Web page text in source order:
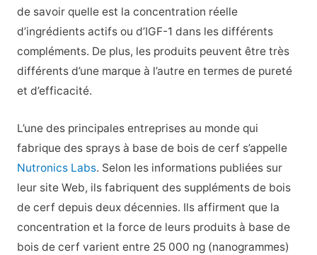
de savoir quelle est la concentration réelle
d’ingrédients actifs ou d’IGF-1 dans les différents
compléments. De plus, les produits peuvent être très
différents d’une marque à l’autre en termes de pureté
et d’efficacité.
L’une des principales entreprises au monde qui
fabrique des sprays à base de bois de cerf s’appelle
Nutronics Labs. Selon les informations publiées sur
leur site Web, ils fabriquent des suppléments de bois
de cerf depuis deux décennies. Ils affirment que la
concentration et la force de leurs produits à base de
bois de cerf varient entre 25 000 ng (nanogrammes)